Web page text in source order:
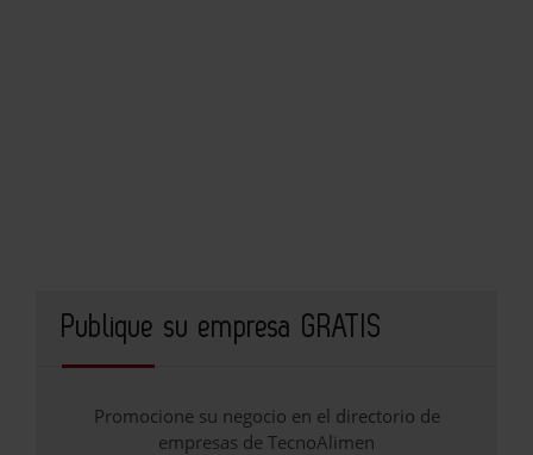
Publique su empresa GRATIS
Promocione su negocio en el directorio de
empresas de TecnoAlimen